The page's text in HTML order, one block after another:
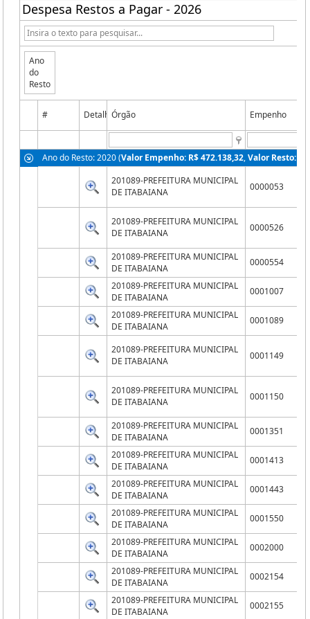
Despesa Restos a Pagar - 2026
Ano
do
Resto
# DetalhesÓrgão Empenho
Ano do Resto: 2020 (Valor Empenho: R$ 472.138,32,Valor Resto:
201089-PREFEITURA MUNICIPAL
DE ITABAIANA
0000053
201089-PREFEITURA MUNICIPAL
DE ITABAIANA
0000526
201089-PREFEITURA MUNICIPAL
DE ITABAIANA
0000554
201089-PREFEITURA MUNICIPAL
DE ITABAIANA
0001007
201089-PREFEITURA MUNICIPAL
DE ITABAIANA
0001089
201089-PREFEITURA MUNICIPAL
DE ITABAIANA
0001149
201089-PREFEITURA MUNICIPAL
DE ITABAIANA
0001150
201089-PREFEITURA MUNICIPAL
DE ITABAIANA
0001351
201089-PREFEITURA MUNICIPAL
DE ITABAIANA
0001413
201089-PREFEITURA MUNICIPAL
DE ITABAIANA
0001443
201089-PREFEITURA MUNICIPAL
DE ITABAIANA
0001550
201089-PREFEITURA MUNICIPAL
DE ITABAIANA
0002000
201089-PREFEITURA MUNICIPAL
DE ITABAIANA
0002154
201089-PREFEITURA MUNICIPAL
DE ITABAIANA
0002155